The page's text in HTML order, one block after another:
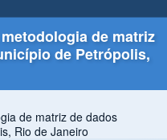
de matriz
de Petrópolis,
de matriz de dados
Rio de Janeiro